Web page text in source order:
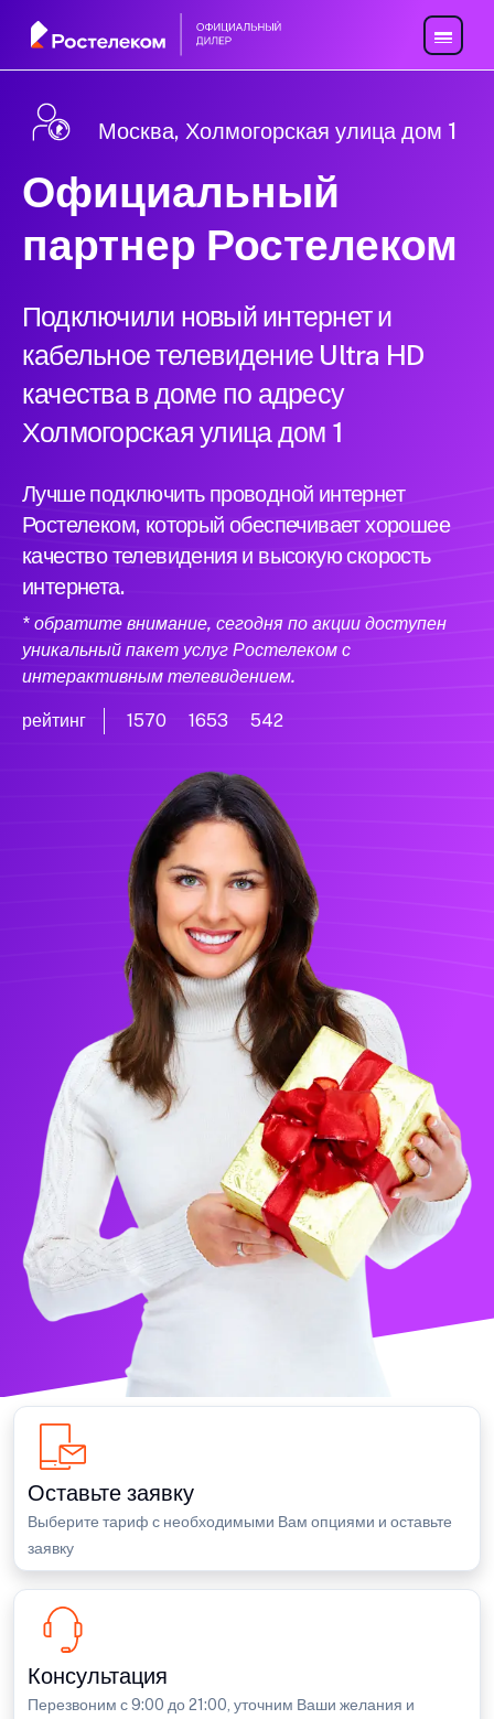
Москва, Холмогорская улица дом 1
Официальный
партнер Ростелеком
Подключили новый интернет и
кабельное телевидение Ultra HD
качества в доме по адресу
Холмогорская улица дом 1
Лучше подключить проводной интернет
Ростелеком, который обеспечивает хорошее
качество телевидения и высокую скорость
интернета.
* обратите внимание, сегодня по акции доступен
уникальный пакет услуг Ростелеком с
интерактивным телевидением.
рейтинг 1570 1653 542
Оставьте заявку
Выберите тариф с необходимыми Вам опциями и оставьте
заявку
Консультация
Перезвоним с 9:00 до 21:00, уточним Ваши желания и